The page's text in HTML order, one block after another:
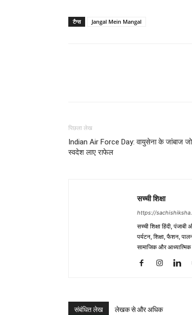
टैग्स Jangal Mein Mangal
पिछला लेख
Indian Air Force Day: वायुसेना के जांबाज
स्वदेश लाए राफेल
सच्ची शिक्षा
https://
सच्ची शिक्षा हिंदी,
पर्यटन, शिक्षा, फैशन,
सामाजिक और
संबंधित लेख लेखक से और अधिक